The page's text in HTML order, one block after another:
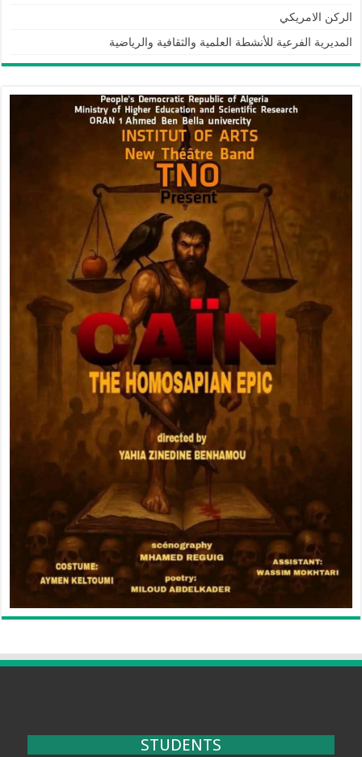
الركن الامريكي
المديرية الفرعية للأنشطة العلمية والثقافية والرياضية
STUDENTS